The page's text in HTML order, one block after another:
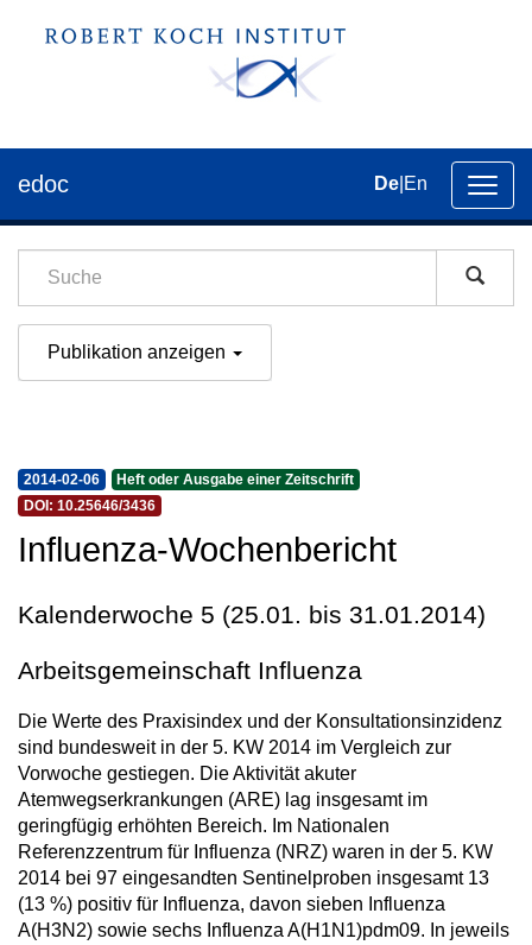
der
edoc De En
Publikation anzeigen
2014-02-06
Heft oder Ausgabe einer Zeitschrift
DOI: 10.25646/3436
Influenza-Wochenbericht
Kalenderwoche 5 (25.01. bis 31.01.2014)
Arbeitsgemeinschaft Influenza
Die Werte des Praxisindex und der Konsultationsinzidenz
sind bundesweit in der 5. KW 2014 im Vergleich zur
Vorwoche gestiegen. Die Aktivität akuter
Atemwegserkrankungen (ARE) lag insgesamt im
geringfügig erhöhten Bereich. Im Nationalen
Referenzzentrum für Influenza (NRZ) waren in der 5. KW
2014 bei 97 eingesandten Sentinelproben insgesamt 13
(13 %) positiv für Influenza, davon sieben Influenza
A(H3N2) sowie sechs Influenza A(H1N1)pdm09. In jeweils